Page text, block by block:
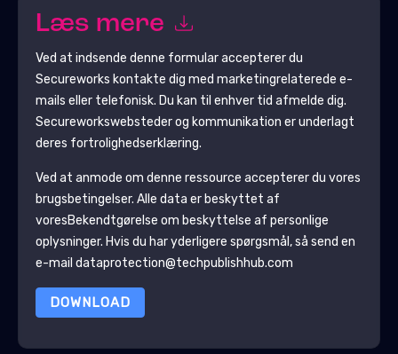
Læs mere
Ved at indsende denne formular accepterer du
Secureworks kontakte dig med marketingrelaterede e-
mails eller telefonisk. Du kan til enhver tid afmelde dig.
Secureworkswebsteder og kommunikation er underlagt
deres fortrolighedserklæring.
Ved at anmode om denne ressource accepterer du vores
brugsbetingelser. Alle data er beskyttet af
voresBekendtgørelse om beskyttelse af personlige
oplysninger. Hvis du har yderligere spørgsmål, så send en
e-mail dataprotection@techpublishhub.com
DOWNLOAD